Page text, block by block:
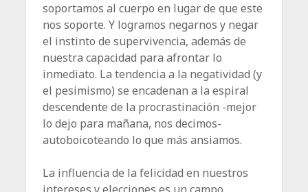
soportamos al cuerpo en lugar de que este
nos soporte. Y logramos negarnos y negar
el instinto de supervivencia, además de
nuestra capacidad para afrontar lo
inmediato. La tendencia a la negatividad (y
el pesimismo) se encadenan a la espiral
descendente de la procrastinación -mejor
lo dejo para mañana, nos decimos-
autoboicoteando lo que más ansiamos.
La influencia de la felicidad en nuestros